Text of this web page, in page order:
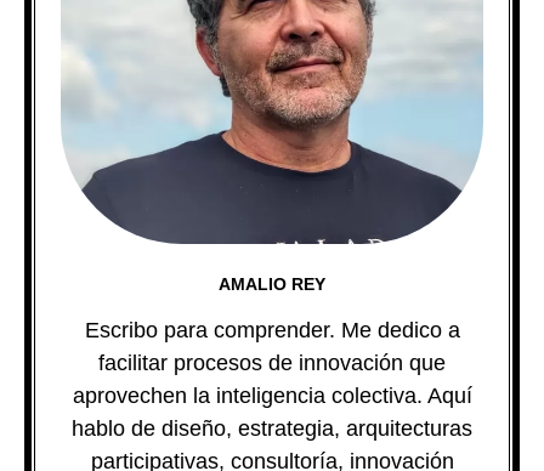
AMALIO REY
Escribo para comprender. Me dedico a
facilitar procesos de innovación que
aprovechen la inteligencia colectiva. Aquí
hablo de diseño, estrategia, arquitecturas
participativas, consultoría, innovación